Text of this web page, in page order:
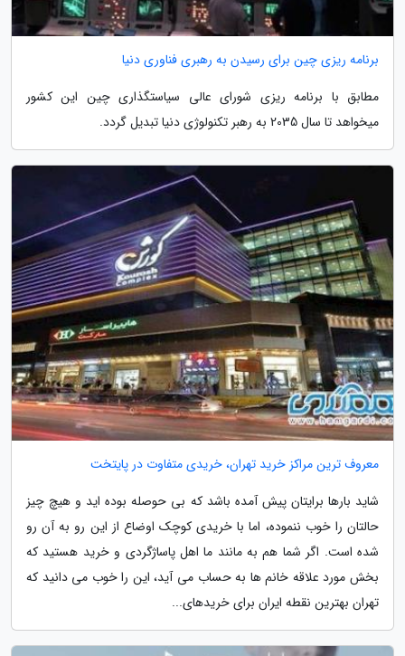
برنامه ریزی چین برای رسیدن به رهبری فناوری دنیا
مطابق با برنامه ریزی شورای عالی سیاستگذاری چین این کشور
میخواهد تا سال 2035 به رهبر تکنولوژی دنیا تبدیل گردد.
معروف ترین مراکز خرید تهران، خریدی متفاوت در پایتخت
شاید بارها برایتان پیش آمده باشد که بی حوصله بوده اید و هیچ چیز
حالتان را خوب ننموده، اما با خریدی کوچک اوضاع از این رو به آن رو
شده است. اگر شما هم به مانند ما اهل پاساژگردی و خرید هستید که
بخش مورد علاقه خانم ها به حساب می آید، این را خوب می دانید که
تهران بهترین نقطه ایران برای خریدهای...